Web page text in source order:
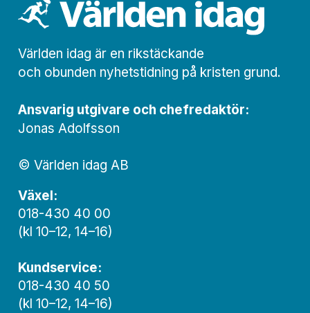
Världen idag är en rikstäckande
och obunden nyhets­­­tidning på kristen grund.
Ansvarig utgivare och chef­redaktör:
Jonas Adolfsson
© Världen idag AB
Växel:
018-430 40 00
(kl 10–12, 14–16)
Kundservice:
018-430 40 50
(kl 10–12, 14–16)